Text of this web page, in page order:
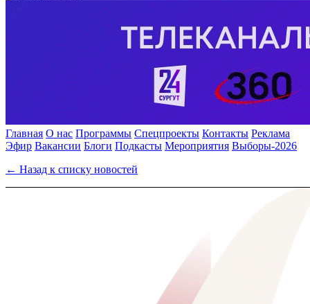
Главная О нас Программы Спецпроекты Контакты Реклама
Эфир Вакансии Блоги Подкасты Мероприятия Выборы-2026
← Назад к списку новостей